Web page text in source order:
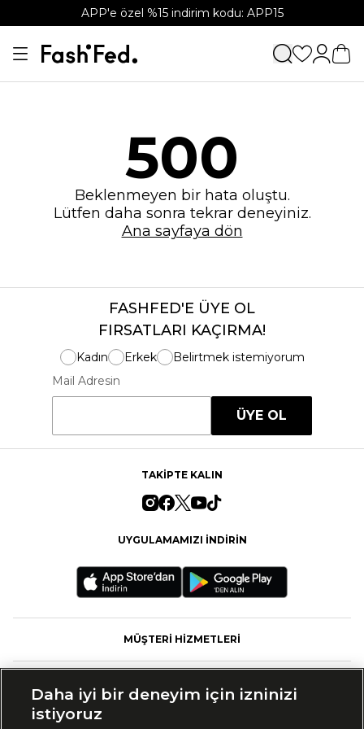
APP'e özel %15 indirim kodu: APP15
500
Beklenmeyen bir hata oluştu.
Lütfen daha sonra tekrar deneyiniz.
Ana sayfaya dön
FASHFED'E ÜYE OL
FIRSATLARI KAÇIRMA!
Kadın Erkek
Belirtmek istemiyorum
Mail Adresin
ÜYE OL
TAKİPTE KALIN
UYGULAMAMIZI İNDİRİN
MÜŞTERİ HİZMETLERİ
Daha iyi bir deneyim için izninizi
istiyoruz